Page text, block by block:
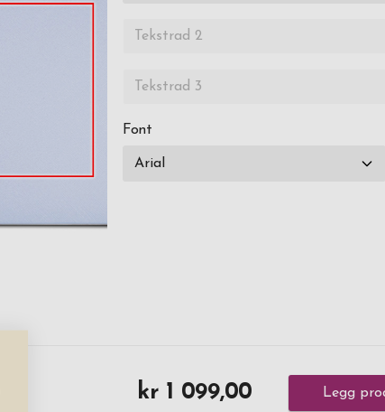
Font
kr 1 099,00 Legg